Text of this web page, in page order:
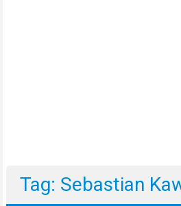
Tag: Sebastian